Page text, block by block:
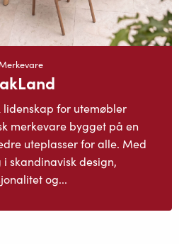
Merkevare
lidenskap for utemøbler
merkevare bygget på en
uteplasser for alle. Med
skandinavisk design,
og...